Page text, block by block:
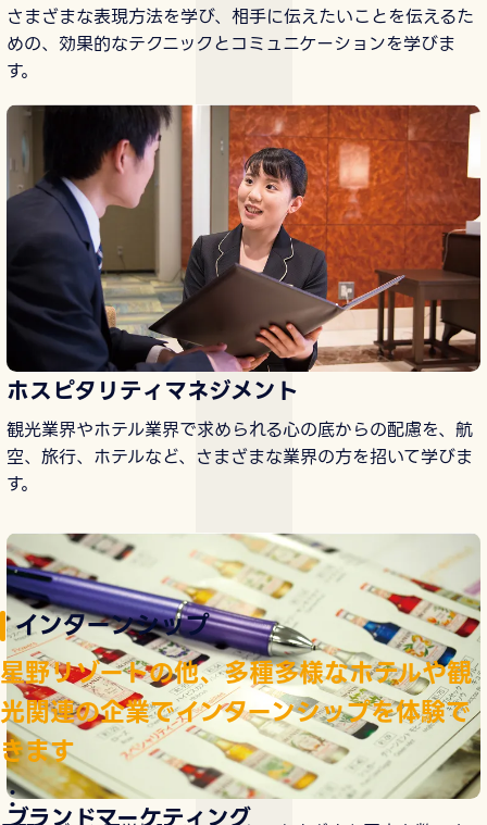
さまざまな表現方法を学び、相手に伝えたいことを伝えるた
めの、効果的なテクニックとコミュニケーションを学びま
す。
ホスピタリティマネジメント
観光業界やホテル業界で求められる心の底からの配慮を、航
空、旅行、ホテルなど、さまざまな業界の方を招いて学びま
す。
もっと見る
インターンシップ
：
星野リゾートの他、多種多様なホテルや観
光関連の企業でインターンシップを体験で
きます